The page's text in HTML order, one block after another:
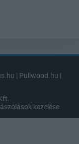
| Puliwood.hu |
kezelése